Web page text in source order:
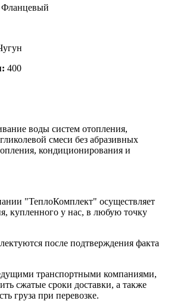
Фланцевый
400
воды систем отопления,
смеси без абразивных
кондиционирования и
"ТеплоКомплект" осуществляет
купленного у нас, в любую точку
после подтверждения факта
транспортными компаниями,
сжатые сроки доставки, а также
груза при перевозке.